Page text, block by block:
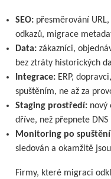
SEO:přesměrování
odkazů, migrace
Data:zákazníci,
bez ztráty historických
Integrace:ERP,
spuštěním, ne až za
Staging prostředí:nový
dříve, než přepnete DNS
Monitoring po
sledován a okamžitě
Firmy, které migraci